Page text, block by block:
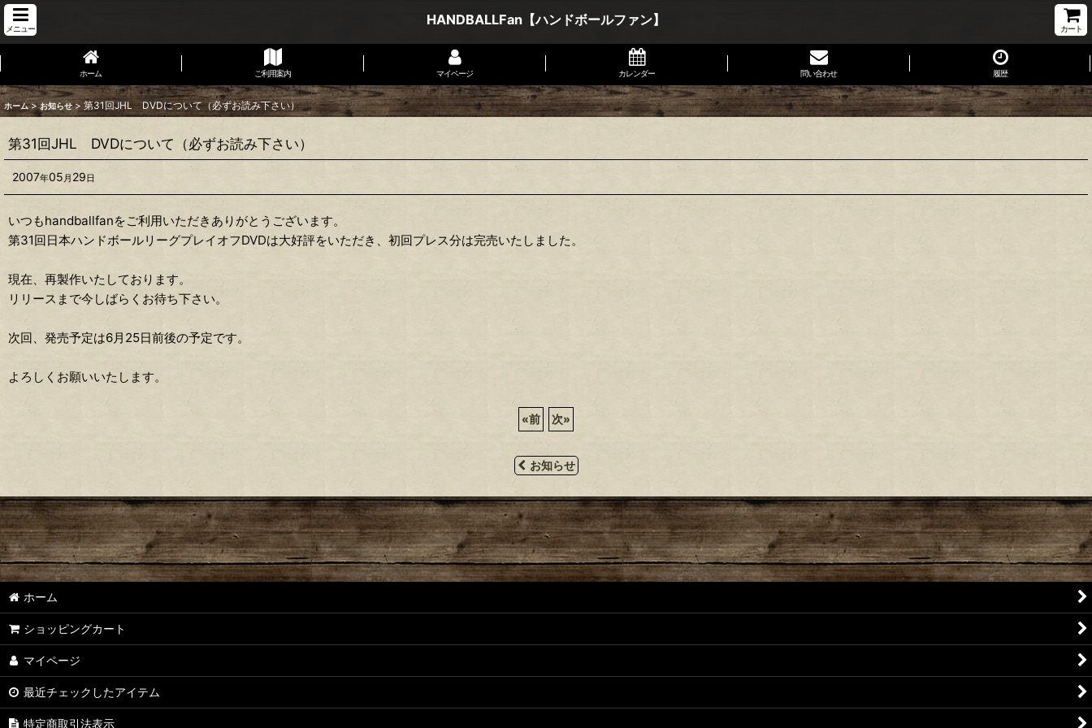
メニュー
HANDBALLFan【ハンドボールファン】
カート
ホーム ご利用案内 マイページ カレンダー 問い合わせ 履歴
ホーム > お知らせ > 第31回JHL DVDについて（必ずお読み下さい）
第31回JHL DVDについて（必ずお読み下さい）
2007年05 月 29日
いつもhandballfanをご利用いただきありがとうございます。
第31回日本ハンドボールリーグプレイオフDVDは大好評をいただき、初回プレス分は完売いたしました。
現在、再製作いたしております。
リリースまで今しばらくお待ち下さい。
次回、発売予定は6月25日前後の予定です。
よろしくお願いいたします。
«前 次»
お知らせ
ホーム
ショッピングカート
マイページ
最近チェックしたアイテム
特定商取引法表示